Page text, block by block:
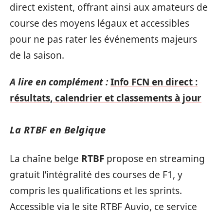
direct existent, offrant ainsi aux amateurs de
course des moyens légaux et accessibles
pour ne pas rater les événements majeurs
de la saison.
A lire en complément :Info FCN en direct :
résultats, calendrier et classements à jour
La RTBF en Belgique
La chaîne belge RTBF propose en streaming
gratuit l’intégralité des courses de F1, y
compris les qualifications et les sprints.
Accessible via le site RTBF Auvio, ce service